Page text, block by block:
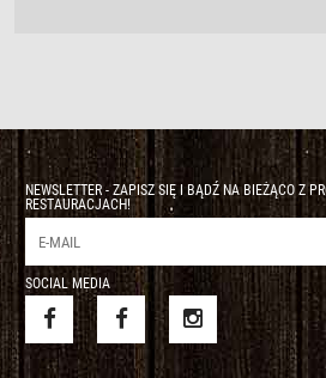
NEWSLETTER - ZAPISZ SIĘ I BĄDŹ NA BIEŻĄCO Z
RESTAURACJACH!
SOCIAL MEDIA